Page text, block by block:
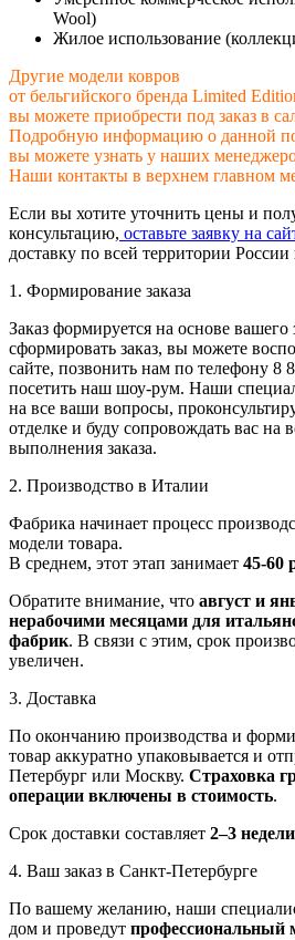
Wool)
Жилое использование
Другие модели ковров
от бельгийского бренда Limited
вы можете приобрести под заказ в
Подробную информацию о данной
вы можете узнать у наших
Наши контакты в верхнем главном
Если вы хотите уточнить цены и
консультацию, оставьте заявку на
доставку по всей территории
1. Формирование заказа
Заказ формируется на основе вашего
сформировать заказ, вы можете
сайте, позвонить нам по телефону 8
посетить наш шоу-рум. Наши
на все ваши вопросы,
отделке и буду сопровождать вас на
выполнения заказа.
2. Производство в Италии
Фабрика начинает процесс
модели товара.
В среднем, этот этап занимает 45-60
Обратите внимание, что август и
нерабочими месяцами для
фабрик. В связи с этим, срок
увеличен.
3. Доставка
По окончанию производства и
товар аккуратно упаковывается и
Петербург или Москву. Страховка
операции включены в стоимость.
Срок доставки составляет 2–3 недели
4. Ваш заказ в Санкт-Петербурге
По вашему желанию, наши
дом и проведут профессиональный